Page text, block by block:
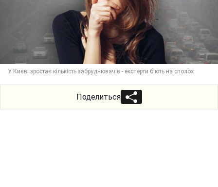
У Києві зростає кількість забруднювачів - експерти б'ють на сполох
Поделиться